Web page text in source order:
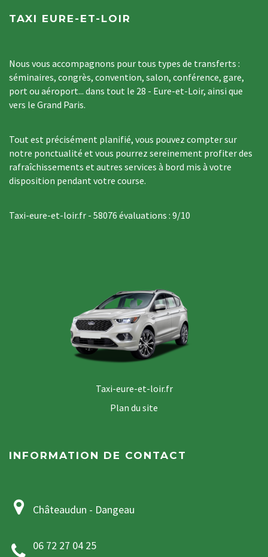
TAXI EURE-ET-LOIR
Nous vous accompagnons pour tous types de transferts :
séminaires, congrès, convention, salon, conférence, gare,
port ou aéroport... dans tout le 28 - Eure-et-Loir, ainsi que
vers le Grand Paris.
Tout est précisément planifié, vous pouvez compter sur
notre ponctualité et vous pourrez sereinement profiter des
rafraîchissements et autres services à bord mis à votre
disposition pendant votre course.
Taxi-eure-et-loir.fr - 58076 évaluations : 9/10
Taxi-eure-et-loir.fr
Plan du site
INFORMATION DE CONTACT
Châteaudun - Dangeau
06 72 27 04 25